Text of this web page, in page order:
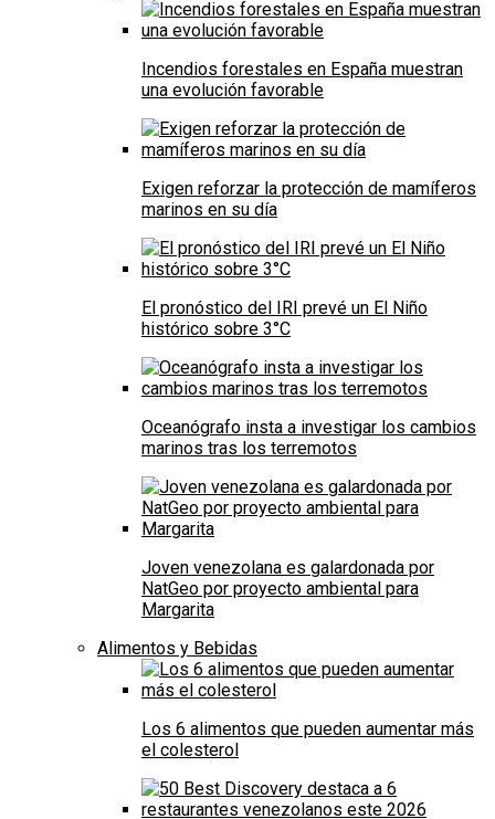
Incendios forestales en España muestran
una evolución favorable
Exigen reforzar la protección de mamíferos
marinos en su día
El pronóstico del IRI prevé un El Niño
histórico sobre 3°C
Oceanógrafo insta a investigar los cambios
marinos tras los terremotos
Joven venezolana es galardonada por
NatGeo por proyecto ambiental para
Margarita
Alimentos y Bebidas
Los 6 alimentos que pueden aumentar más
el colesterol